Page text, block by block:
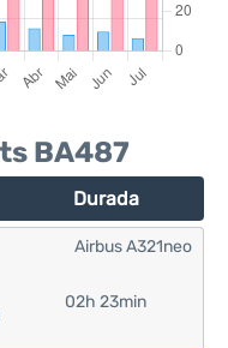
BA487
Durada
02h 23min
Airbus A321neo